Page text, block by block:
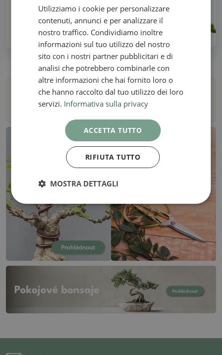
Oltre 30 anni di esperienza!
Utilizziamo i cookie per personalizzare
contenuti, annunci e per analizzare il
nostro traffico. Condividiamo inoltre
informazioni sul tuo utilizzo del nostro
sito con i nostri partner pubblicitari e di
analisi che potrebbero combinarle con
altre informazioni che hai fornito loro o
che hanno raccolto dal tuo utilizzo dei loro
servizi. Informativa sulla privacy
ACCETTA TUTTO
RIFIUTA TUTTO
MOSTRA DETTAGLI